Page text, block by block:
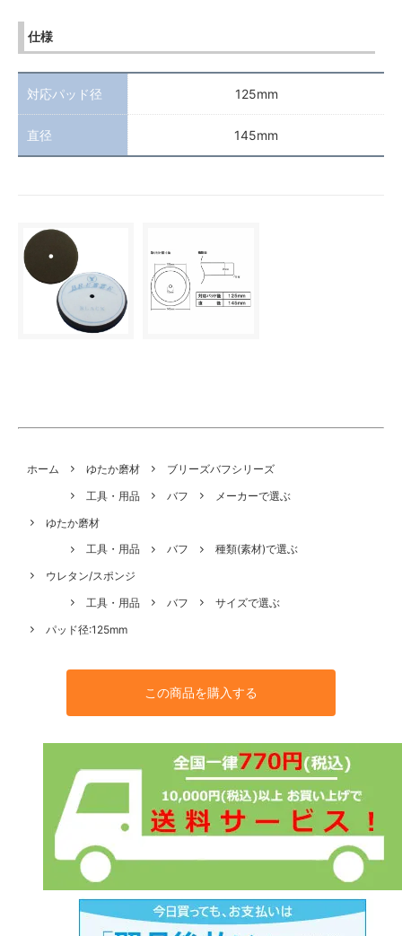
仕様
対応パッド径 125mm
直径 145mm
ホーム ゆたか磨材
ブリーズバフシリーズ
工具・用品
バフ
メーカーで選ぶ
ゆたか磨材
工具・用品
バフ
種類(素材)で選ぶ
ウレタン/スポンジ
工具・用品
バフ
サイズで選ぶ
パッド径:125mm
この商品を購入する